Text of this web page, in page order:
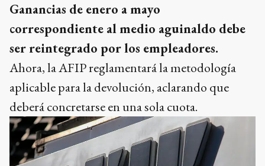
Ganancias de enero a mayo
correspondiente al medio aguinaldo debe
ser reintegrado por los empleadores.
Ahora, la AFIP reglamentará la metodología
aplicable para la devolución, aclarando que
deberá concretarse en una sola cuota.